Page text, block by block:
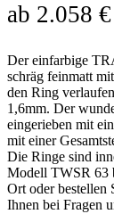
ab 2.058 €
Der einfarbige
schräg feinmatt
den Ring
1,6mm. Der
eingerieben mit
mit einer
Die Ringe sind
Modell TWSR 63
Ort oder bestellen
Ihnen bei Fragen